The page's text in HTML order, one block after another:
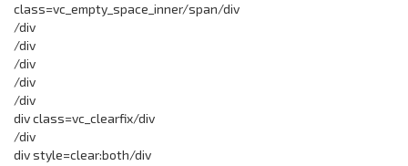
class=vc_empty_space_inner/span/div
/div
/div
/div
/div
/div
div class=vc_clearfix/div
/div
div style=clear:both/div